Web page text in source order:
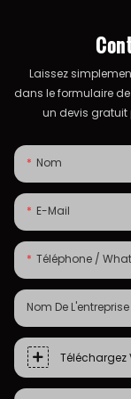
Laissez
dans le formulaire
un devis gratuit
Nom
E-Mail
Téléphone /
Nom De L'entreprise
Téléchargez